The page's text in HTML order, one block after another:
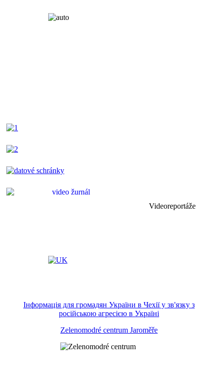
Videoreportáže
Інформація для громадян України в Чехії у зв'язку з
російською агресією в Україні
Zelenomodré centrum Jaroměře